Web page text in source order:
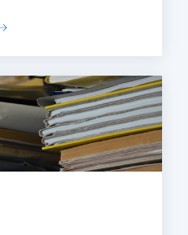
ANPR